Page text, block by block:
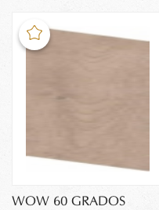
WOW 60 GRADOS